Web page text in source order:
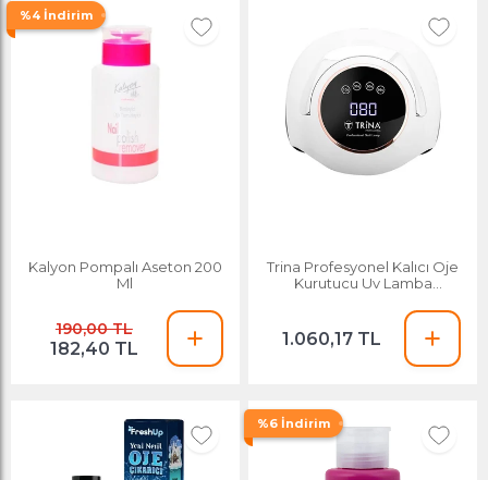
%4 İndirim
Kalyon Pompalı Aseton 200
Ml
190,00 TL
182,40 TL
Trina Profesyonel Kalıcı Oje
Kurutucu Uv Lamba
1.060,17 TL
%6 İndirim